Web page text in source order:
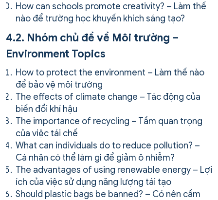
How can schools promote creativity? – Làm thế
nào để trường học khuyến khích sáng tạo?
4.2. Nhóm chủ đề về Môi trường –
Environment Topics
How to protect the environment – Làm thế nào
để bảo vệ môi trường
The effects of climate change – Tác động của
biến đổi khí hậu
The importance of recycling – Tầm quan trọng
của việc tái chế
What can individuals do to reduce pollution? –
Cá nhân có thể làm gì để giảm ô nhiễm?
The advantages of using renewable energy – Lợi
ích của việc sử dụng năng lượng tái tạo
Should plastic bags be banned? – Có nên cấm